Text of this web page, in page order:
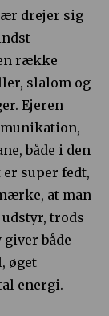
drejer sig
række
slalom og
Ejeren
både i den
super fedt,
at man
trods
både
øget
energi.